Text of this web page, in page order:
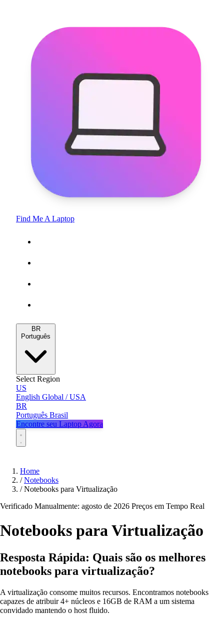
Find Me A Laptop
BR
Português
Select Region
US
English Global / USA
BR
Português Brasil
Encontre seu Laptop Agora
Home
/ Notebooks
/ Notebooks para Virtualização
Verificado Manualmente: agosto de 2026 Preços em Tempo Real
Notebooks paraVirtualização
Resposta Rápida: Quais são os melhores
notebooks para virtualização?
A virtualização consome muitos recursos. Encontramos notebooks
capazes de atribuir 4+ núcleos e 16GB de RAM a um sistema
convidado mantendo o host fluido.